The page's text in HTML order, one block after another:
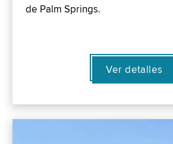
de Palm Springs.
Ver detalles